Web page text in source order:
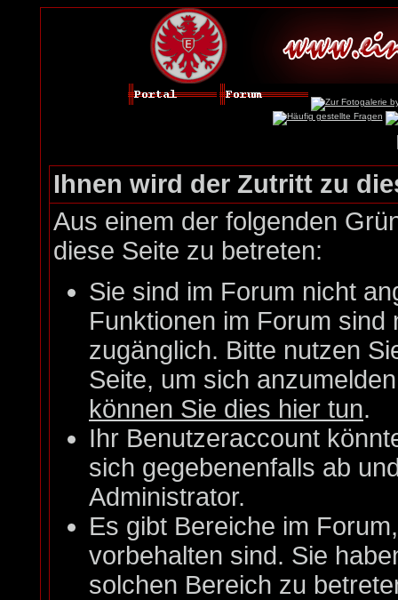
Ihnen wird der Zutritt zu
Aus einem der folgenden
diese Seite zu betreten:
Sie sind im Forum nicht
Funktionen im Forum
zugänglich. Bitte nutzen
Seite, um sich
können Sie dies hier tun.
Ihr Benutzeraccount
sich gegebenenfalls ab
Administrator.
Es gibt Bereiche im
vorbehalten sind. Sie
solchen Bereich zu